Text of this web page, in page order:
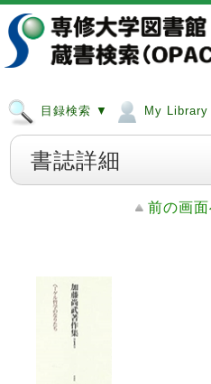
目録検索 ▼ My
書誌詳細
前の画